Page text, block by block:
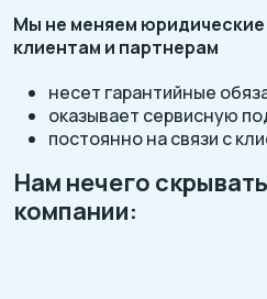
Мы не меняем
клиентам и партнерам
несет гарантийные
оказывает сервисную
постоянно на связи с
Нам нечего
компании: